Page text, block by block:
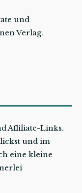
und
Verlag.
Affiliate-Links.
und im
eine kleine